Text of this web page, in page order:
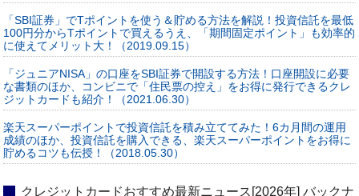
「SBI証券」でTポイントを使う＆貯める方法を解説！投資信託を最低
100円分からTポイントで買えるうえ、「期間固定ポイント」も効率的
に使えてメリット大！（2019.09.15）
「ジュニアNISA」の口座をSBI証券で開設する方法！口座開設に必要
な書類のほか、コンビニで「住民票の控え」をお得に発行できるクレ
ジットカードも紹介！（2021.06.30）
楽天スーパーポイントで投資信託を積み立ててみた！6カ月間の運用
成績のほか、投資信託を購入できる、楽天スーパーポイントをお得に
貯めるコツも伝授！（2018.05.30）
クレジットカードおすすめ最新ニュース[2026年] バックナ